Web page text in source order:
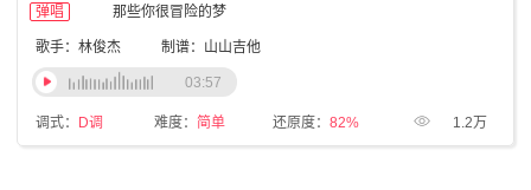
弹唱 那些你很冒险的梦
歌手：林俊杰 制谱：山山吉他
调式： D调 难度： 简单 还原度： 82% 1.2万
03:57